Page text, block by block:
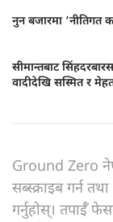
नुन बजारमा ‘नीतिगत
सीमान्तबाट
वादीदेखि सस्मित र
Ground Zero
सब्स्क्राइब गर्न
गर्नुहोस्। तपाईँ